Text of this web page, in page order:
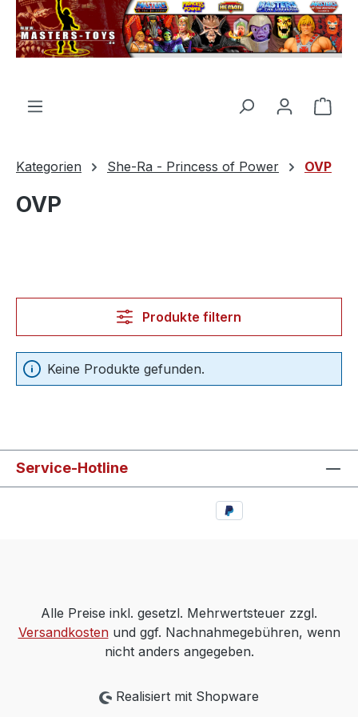
springen
Kategorien She-Ra - Princess of Power OVP
OVP
Produkte filtern
Keine Produkte gefunden.
Service-Hotline
Alle Preise inkl. gesetzl. Mehrwertsteuer zzgl.
Versandkostenund ggf. Nachnahmegebühren, wenn
nicht anders angegeben.
Realisiert mit Shopware